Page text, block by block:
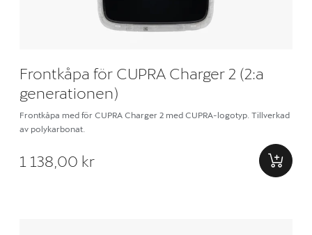
Frontkåpa för CUPRA Charger 2 (2:a
generationen)
Frontkåpa med för CUPRA Charger 2 med CUPRA-logotyp. Tillverkad
av polykarbonat.
1 138,00 kr